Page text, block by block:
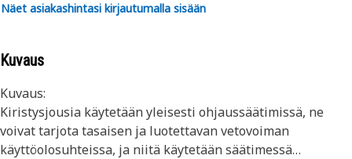
Näet asiakashintasi kirjautumalla sisään
Kuvaus
Kuvaus:
Kiristysjousia käytetään yleisesti ohjaussäätimissä, ne
voivat tarjota tasaisen ja luotettavan vetovoiman
käyttöolosuhteissa, ja niitä käytetään säätimessä